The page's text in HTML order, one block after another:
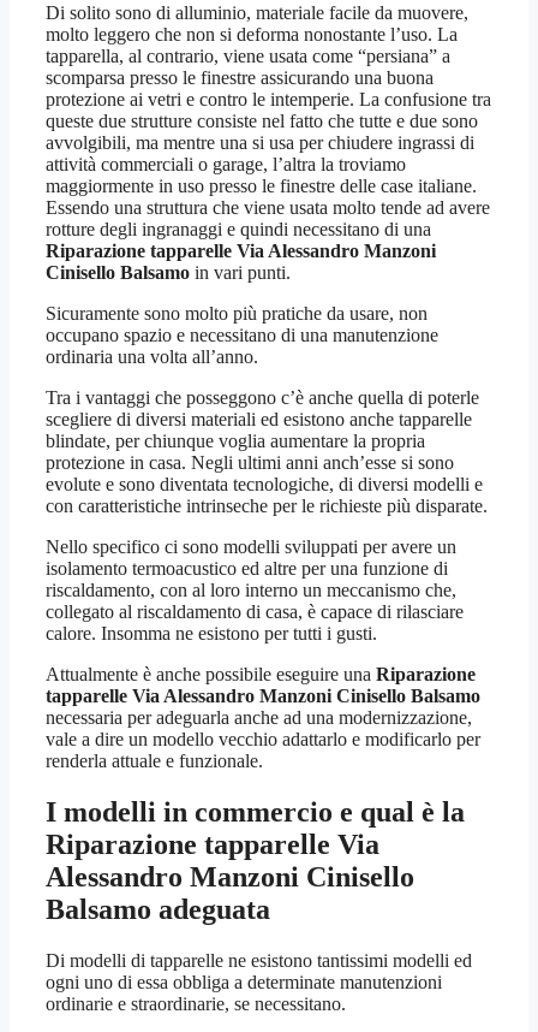
Di solito sono di alluminio, materiale facile da muovere,
molto leggero che non si deforma nonostante l’uso. La
tapparella, al contrario, viene usata come “persiana” a
scomparsa presso le finestre assicurando una buona
protezione ai vetri e contro le intemperie. La confusione tra
queste due strutture consiste nel fatto che tutte e due sono
avvolgibili, ma mentre una si usa per chiudere ingrassi di
attività commerciali o garage, l’altra la troviamo
maggiormente in uso presso le finestre delle case italiane.
Essendo una struttura che viene usata molto tende ad avere
rotture degli ingranaggi e quindi necessitano di una
Riparazione tapparelle Via Alessandro Manzoni
Cinisello Balsamo in vari punti.
Sicuramente sono molto più pratiche da usare, non
occupano spazio e necessitano di una manutenzione
ordinaria una volta all’anno.
Tra i vantaggi che posseggono c’è anche quella di poterle
scegliere di diversi materiali ed esistono anche tapparelle
blindate, per chiunque voglia aumentare la propria
protezione in casa. Negli ultimi anni anch’esse si sono
evolute e sono diventata tecnologiche, di diversi modelli e
con caratteristiche intrinseche per le richieste più disparate.
Nello specifico ci sono modelli sviluppati per avere un
isolamento termoacustico ed altre per una funzione di
riscaldamento, con al loro interno un meccanismo che,
collegato al riscaldamento di casa, è capace di rilasciare
calore. Insomma ne esistono per tutti i gusti.
Attualmente è anche possibile eseguire una Riparazione
tapparelle Via Alessandro Manzoni Cinisello Balsamo
necessaria per adeguarla anche ad una modernizzazione,
vale a dire un modello vecchio adattarlo e modificarlo per
renderla attuale e funzionale.
I modelli in commercio e qual è la
Riparazione tapparelle Via
Alessandro Manzoni Cinisello
Balsamo adeguata
Di modelli di tapparelle ne esistono tantissimi modelli ed
ogni uno di essa obbliga a determinate manutenzioni
ordinarie e straordinarie, se necessitano.